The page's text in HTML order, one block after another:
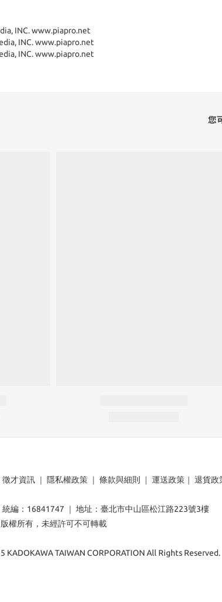
INC. www.piapro.net
INC. www.piapro.net
INC. www.piapro.net
您
徵才資訊 ｜ 隱私權政策 ｜ 條款與細則 ｜ 運送政策 ｜ 退貨政
編：16841747 ｜ 地址：臺北市中山區松江路223號3樓
權所有，未經許可不可轉載
TAIWAN CORPORATION All Rights Reserved.